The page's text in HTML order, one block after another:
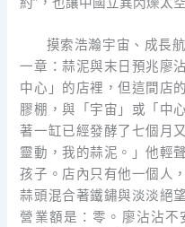
摸索浩瀚宇宙、成長
一章：蒜泥與末日預兆廖
中心」的店裡，但這間店
膠棚，與「宇宙」或「中
著一缸已經發酵了七個月
靈動，我的蒜泥。」他輕
孩子。店內只有他一個人
蒜頭混合著鐵鏽與淡淡絕
營業額是：零。廖沾沾